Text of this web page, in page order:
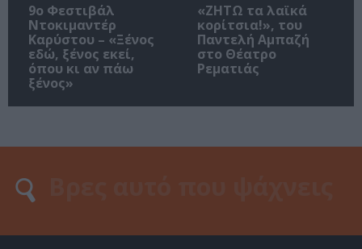
9ο Φεστιβάλ
Ντοκιμαντέρ
Καρύστου – «Ξένος
εδώ, ξένος εκεί,
όπου κι αν πάω
ξένος»
«ΖΗΤΩ τα λαϊκά
κορίτσια!», του
Παντελή Αμπαζή
στο Θέατρο
Ρεματιάς